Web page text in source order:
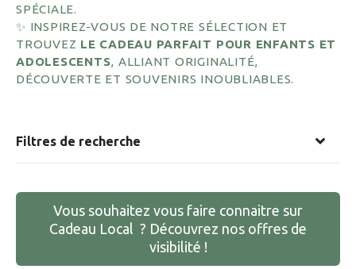
SPÉCIALE.
✨ INSPIREZ-VOUS DE NOTRE SÉLECTION ET
TROUVEZ LE CADEAU PARFAIT POUR ENFANTS ET
ADOLESCENTS, ALLIANT ORIGINALITÉ,
DÉCOUVERTE ET SOUVENIRS INOUBLIABLES.
Filtres de recherche
Vous souhaitez vous faire connaitre sur
Cadeau Local ? Découvrez nos offres de
visibilité !